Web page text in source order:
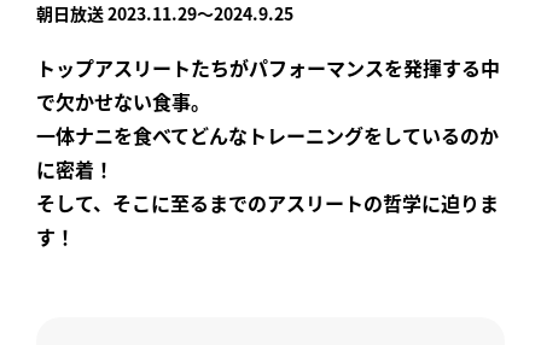
朝日放送 2023.11.29～2024.9.25
トップアスリートたちがパフォーマンスを発揮する中
で欠かせない食事。
一体ナニを食べてどんなトレーニングをしているのか
に密着！
そして、そこに至るまでのアスリートの哲学に迫りま
す！